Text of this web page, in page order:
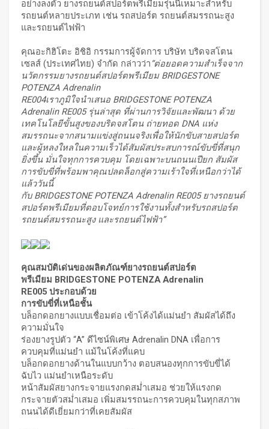
อย่างลงตัว ยางรถยนต์สปอร์ตพรีเมียมรุ่นนี้เหมาะสำหรับ
รถยนต์หลายประเภท เช่น รถสปอร์ต รถยนต์สมรรถนะสูง
และรถยนต์ไฟฟ้า
คุณอะกิฮิโตะ อิชิอิ กรรมการผู้จัดการ บริษัท บริดจสโตน
เซลส์ (ประเทศไทย) จำกัด กล่าวว่า “ต่อยอดความสำเร็จจาก
นวัตกรรมยางรถยนต์สปอร์ตพรีเมียม BRIDGESTONE
POTENZA Adrenalin
RE004เราภูมิใจนำเสนอ BRIDGESTONE POTENZA
Adrenalin RE005 รุ่นล่าสุด ที่ผ่านการวิจัยและพัฒนา ด้วย
เทคโนโลยีขั้นสูงของบริดจสโตน ถ่ายทอด DNA แห่ง
สมรรถนะจากสนามแข่งสู่ถนนจริงเพื่อให้นักขับสายสปอร์ต
และผู้หลงใหลในความเร็วได้สัมผัสประสบการณ์ขับขี่ที่สนุก
ยิ่งขึ้น มั่นใจทุกการควบคุม โดยเฉพาะบนถนนเปียก สัมผัส
การขับขี่ที่พร้อมพาคุณปลดล็อกสู่ความเร้าใจที่เหนือกว่าได้
แล้ววันนี้
กับ BRIDGESTONE POTENZA Adrenalin RE005 ยางรถยนต์
สปอร์ตพรีเมียมที่ตอบโจทย์การใช้งานทั้งสำหรับรถสปอร์ต
รถยนต์สมรรถนะสูง และรถยนต์ไฟฟ้า”
คุณสมบัติเด่นของผลิตภัณฑ์ยางรถยนต์สปอร์ต
พรีเมียม BRIDGESTONE POTENZA Adrenalin
RE005 ประกอบด้วย
การขับขี่ที่เหนือชั้น
บล็อกดอกยางแบบเชื่อมต่อ เข้าโค้งได้แม่นยำ สัมผัสได้ถึง
ความมั่นใจ
ร่องยางรูปตัว “A” ดีไซน์พิเศษ Adrenalin DNA เพื่อการ
ควบคุมที่แม่นยำ แม้ในโค้งที่แคบ
บล็อกดอกยางด้านในแบบกว้าง ตอบสนองทุกการขับขี่ได้
ฉับไว แม่นยำเหนือระดับ
หน้าสัมผัสยางกระจายแรงกดสม่ำเสมอ ช่วยให้แรงกด
กระจายตัวสม่ำเสมอ เพิ่มสมรรถนะการควบคุมในทุกสภาพ
ถนนได้ดีเยี่ยมกว่าที่เคยสัมผัส